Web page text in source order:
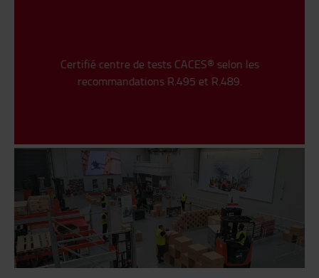
Certifié centre de tests CACES® selon les
recommandations R.495 et R.489.